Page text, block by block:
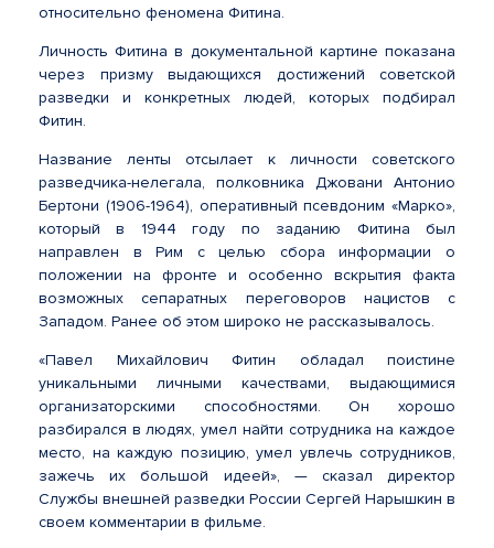
относительно феномена Фитина.
Личность Фитина в документальной картине показана
через призму выдающихся достижений советской
разведки и конкретных людей, которых подбирал
Фитин.
Название ленты отсылает к личности советского
разведчика-нелегала, полковника Джовани Антонио
Бертони (1906-1964), оперативный псевдоним «Марко»,
который в 1944 году по заданию Фитина был
направлен в Рим с целью сбора информации о
положении на фронте и особенно вскрытия факта
возможных сепаратных переговоров нацистов с
Западом. Ранее об этом широко не рассказывалось.
«Павел Михайлович Фитин обладал поистине
уникальными личными качествами, выдающимися
организаторскими способностями. Он хорошо
разбирался в людях, умел найти сотрудника на каждое
место, на каждую позицию, умел увлечь сотрудников,
зажечь их большой идеей», — сказал директор
Службы внешней разведки России Сергей Нарышкин в
своем комментарии в фильме.